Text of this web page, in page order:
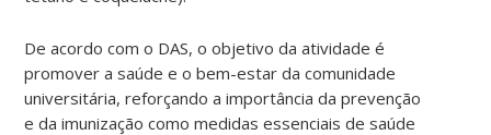
De acordo com o DAS, o objetivo da atividade é
promover a saúde e o bem-estar da comunidade
universitária, reforçando a importância da prevenção
e da imunização como medidas essenciais de saúde